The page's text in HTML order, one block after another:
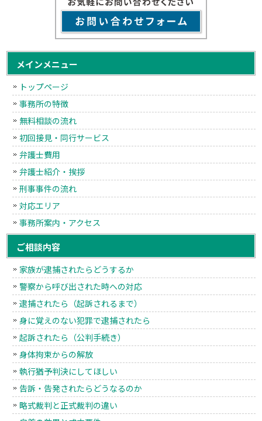
メインメニュー
トップページ
事務所の特徴
無料相談の流れ
初回接見・同行サービス
弁護士費用
弁護士紹介・挨拶
刑事事件の流れ
対応エリア
事務所案内・アクセス
ご相談内容
家族が逮捕されたらどうするか
警察から呼び出された時への対応
逮捕されたら（起訴されるまで）
身に覚えのない犯罪で逮捕されたら
起訴されたら（公判手続き）
身体拘束からの解放
執行猶予判決にしてほしい
告訴・告発されたらどうなるのか
略式裁判と正式裁判の違い